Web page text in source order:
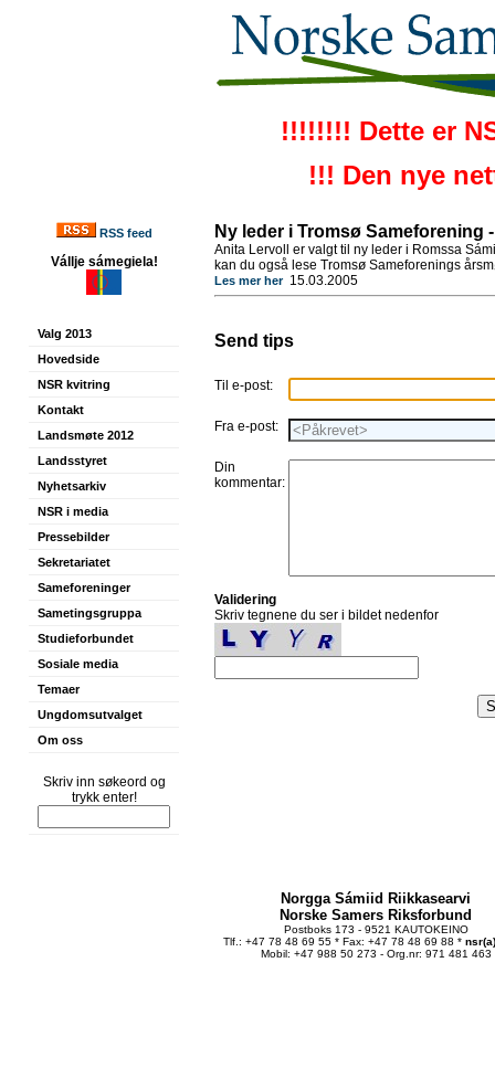
!!!!!!!! Dette er
!!! Den nye
RSS feed
Vállje sámegiela!
Valg 2013
Hovedside
NSR kvitring
Kontakt
Landsmøte 2012
Landsstyret
Nyhetsarkiv
NSR i media
Pressebilder
Sekretariatet
Sameforeninger
Sametingsgruppa
Studieforbundet
Sosiale media
Temaer
Ungdomsutvalget
Om oss
Skriv inn søkeord og
trykk enter!
Ny leder i Tromsø Sameforening
Anita Lervoll er valgt til ny leder i Romssa
kan du også lese Tromsø Sameforenings
Les mer her15.03.2005
Send tips
Til e-post:
Fra e-post:
Din
kommentar:
Validering
Skriv tegnene du ser i bildet nedenfor
Norgga Sámiid Riikkasearvi
Norske Samers Riksforbund
Postboks 173 - 9521 KAUTOKEINO
Tlf.: +47 78 48 69 55 * Fax: +47 78 48 69 88 *
Mobil: +47 988 50 273 - Org.nr: 971 481 463